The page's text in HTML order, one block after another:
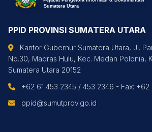
PPID PROVINSI SUMATERA UTARA
Kantor Gubernur Sumatera Utara, Jl.
No.30, Madras Hulu, Kec. Medan Polonia,
Sumatera Utara 20152
+62 61 453 2345 / 453 2346 - Fax: +62
ppid@sumutprov.go.id